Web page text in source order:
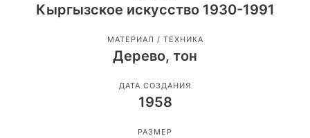
Кыргызское искусство 1930-1991
МАТЕРИАЛ / ТЕХНИКА
Дерево, тон
ДАТА СОЗДАНИЯ
1958
РАЗМЕР